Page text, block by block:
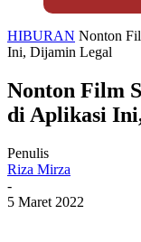
HIBURAN Nonton
Ini, Dijamin Legal
Nonton Film
di Aplikasi
Penulis
Riza Mirza
-
5 Maret 2022